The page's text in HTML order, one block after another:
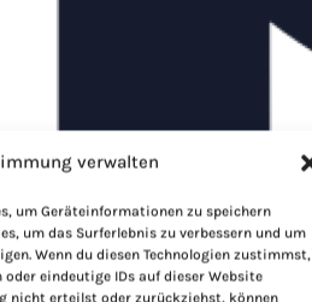
verwalten
um Geräteinformationen zu speichern
um das Surferlebnis zu verbessern und um
Wenn du diesen Technologien zustimmst,
eindeutige IDs auf dieser Website
nicht erteilst oder zurückziehst, können